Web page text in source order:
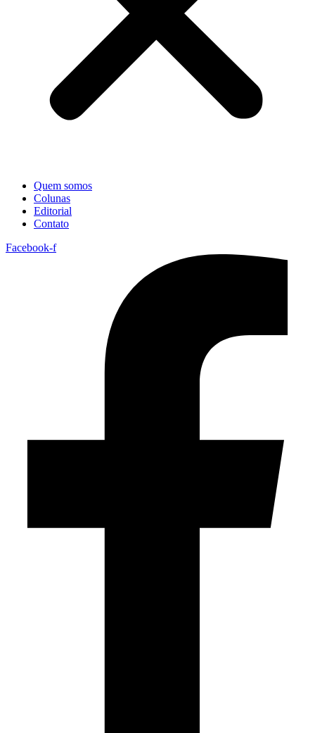
Quem somos
Colunas
Editorial
Contato
Facebook-f